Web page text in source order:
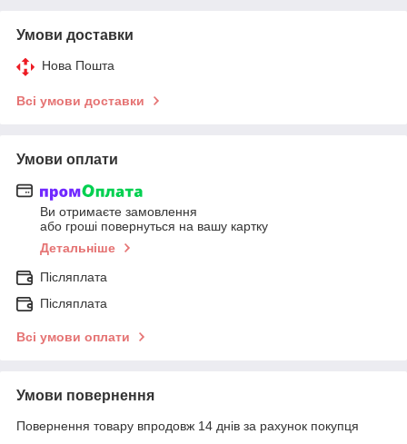
Умови доставки
Нова Пошта
Всі умови доставки
Умови оплати
Ви отримаєте замовлення
або гроші повернуться на вашу картку
Детальніше
Післяплата
Післяплата
Всі умови оплати
Умови повернення
Повернення товару впродовж 14 днів за рахунок покупця